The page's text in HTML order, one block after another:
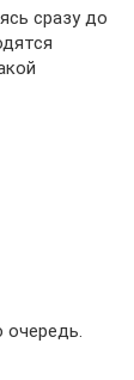
сразу до